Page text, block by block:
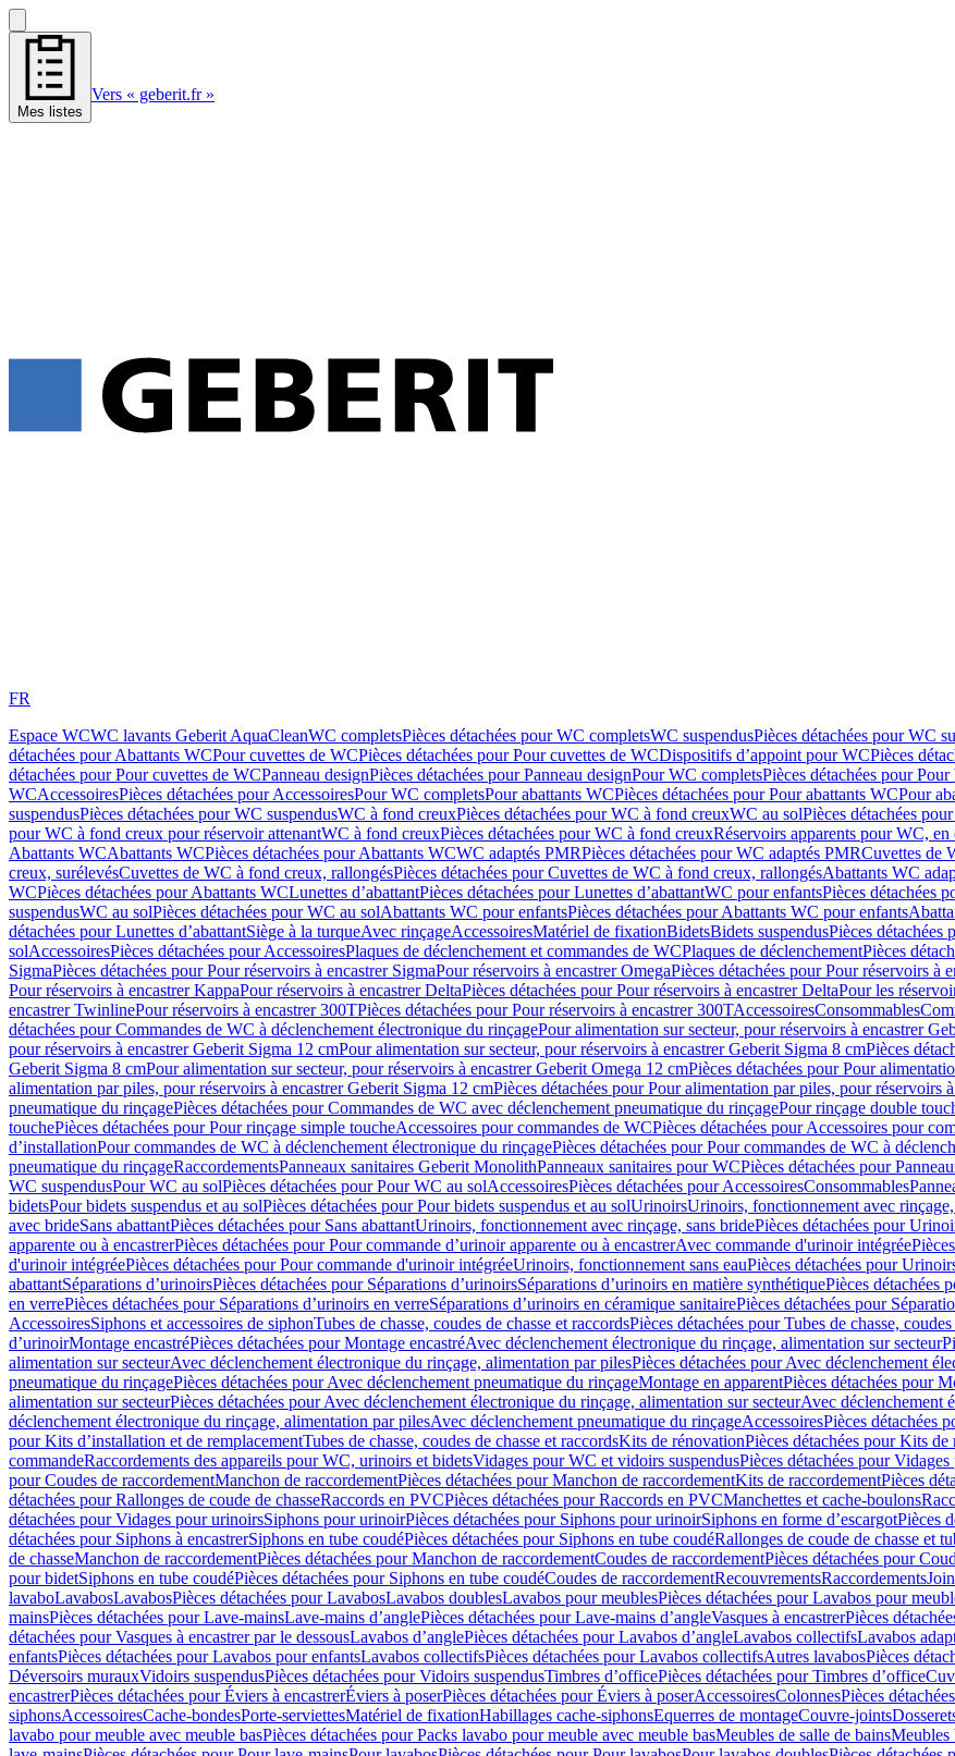
Mes listes
Vers « geberit.fr »
FR
Espace WCWC lavants Geberit AquaCleanWC completsPièces détachées pour WC completsWC suspendusPièces détachées pour WC
détachées pour Abattants WCPour cuvettes de WCPièces détachées pour Pour cuvettes de WCDispositifs d’appoint pour WCPièces
détachées pour Pour cuvettes de WCPanneau designPièces détachées pour Panneau designPour WC completsPièces détachées pour
WCAccessoiresPièces détachées pour AccessoiresPour WC completsPour abattants WCPièces détachées pour Pour abattants WCPour
suspendusPièces détachées pour WC suspendusWC à fond creuxPièces détachées pour WC à fond creuxWC au solPièces détachées
pour WC à fond creux pour réservoir attenantWC à fond creuxPièces détachées pour WC à fond creuxRéservoirs apparents pour WC, en
Abattants WCAbattants WCPièces détachées pour Abattants WCWC adaptés PMRPièces détachées pour WC adaptés PMRCuvettes de
creux, surélevésCuvettes de WC à fond creux, rallongésPièces détachées pour Cuvettes de WC à fond creux, rallongésAbattants WC
WCPièces détachées pour Abattants WCLunettes d’abattantPièces détachées pour Lunettes d’abattantWC pour enfantsPièces détachées
suspendusWC au solPièces détachées pour WC au solAbattants WC pour enfantsPièces détachées pour Abattants WC pour enfants
détachées pour Lunettes d’abattantSiège à la turqueAvec rinçageAccessoiresMatériel de fixationBidetsBidets suspendusPièces détachées
solAccessoiresPièces détachées pour AccessoiresPlaques de déclenchement et commandes de WCPlaques de déclenchementPièces
SigmaPièces détachées pour Pour réservoirs à encastrer SigmaPour réservoirs à encastrer OmegaPièces détachées pour Pour réservoirs à
Pour réservoirs à encastrer KappaPour réservoirs à encastrer DeltaPièces détachées pour Pour réservoirs à encastrer DeltaPour les
encastrer TwinlinePour réservoirs à encastrer 300TPièces détachées pour Pour réservoirs à encastrer 300TAccessoiresConsommables
détachées pour Commandes de WC à déclenchement électronique du rinçagePour alimentation sur secteur, pour réservoirs à encastrer
pour réservoirs à encastrer Geberit Sigma 12 cmPour alimentation sur secteur, pour réservoirs à encastrer Geberit Sigma 8 cmPièces
Geberit Sigma 8 cmPour alimentation sur secteur, pour réservoirs à encastrer Geberit Omega 12 cmPièces détachées pour Pour
alimentation par piles, pour réservoirs à encastrer Geberit Sigma 12 cmPièces détachées pour Pour alimentation par piles, pour réservoirs
pneumatique du rinçagePièces détachées pour Commandes de WC avec déclenchement pneumatique du rinçagePour rinçage double
touchePièces détachées pour Pour rinçage simple toucheAccessoires pour commandes de WCPièces détachées pour Accessoires pour
d’installationPour commandes de WC à déclenchement électronique du rinçagePièces détachées pour Pour commandes de WC à
pneumatique du rinçageRaccordementsPanneaux sanitaires Geberit MonolithPanneaux sanitaires pour WCPièces détachées pour
WC suspendusPour WC au solPièces détachées pour Pour WC au solAccessoiresPièces détachées pour AccessoiresConsommables
bidetsPour bidets suspendus et au solPièces détachées pour Pour bidets suspendus et au solUrinoirsUrinoirs, fonctionnement avec
avec brideSans abattantPièces détachées pour Sans abattantUrinoirs, fonctionnement avec rinçage, sans bridePièces détachées pour
apparente ou à encastrerPièces détachées pour Pour commande d’urinoir apparente ou à encastrerAvec commande d'urinoir intégrée
d'urinoir intégréePièces détachées pour Pour commande d'urinoir intégréeUrinoirs, fonctionnement sans eauPièces détachées pour
abattantSéparations d’urinoirsPièces détachées pour Séparations d’urinoirsSéparations d’urinoirs en matière synthétiquePièces détachées
en verrePièces détachées pour Séparations d’urinoirs en verreSéparations d’urinoirs en céramique sanitairePièces détachées pour
AccessoiresSiphons et accessoires de siphonTubes de chasse, coudes de chasse et raccordsPièces détachées pour Tubes de chasse,
dʼurinoirMontage encastréPièces détachées pour Montage encastréAvec déclenchement électronique du rinçage, alimentation sur secteur
alimentation sur secteurAvec déclenchement électronique du rinçage, alimentation par pilesPièces détachées pour Avec déclenchement
pneumatique du rinçagePièces détachées pour Avec déclenchement pneumatique du rinçageMontage en apparentPièces détachées pour
alimentation sur secteurPièces détachées pour Avec déclenchement électronique du rinçage, alimentation sur secteurAvec déclenchement
déclenchement électronique du rinçage, alimentation par pilesAvec déclenchement pneumatique du rinçageAccessoiresPièces détachées
pour Kits d’installation et de remplacementTubes de chasse, coudes de chasse et raccordsKits de rénovationPièces détachées pour Kits de
commandeRaccordements des appareils pour WC, urinoirs et bidetsVidages pour WC et vidoirs suspendusPièces détachées pour
pour Coudes de raccordementManchon de raccordementPièces détachées pour Manchon de raccordementKits de raccordementPièces
détachées pour Rallonges de coude de chasseRaccords en PVCPièces détachées pour Raccords en PVCManchettes et cache-boulons
détachées pour Vidages pour urinoirsSiphons pour urinoirPièces détachées pour Siphons pour urinoirSiphons en forme d’escargotPièces
détachées pour Siphons à encastrerSiphons en tube coudéPièces détachées pour Siphons en tube coudéRallonges de coude de chasse et
de chasseManchon de raccordementPièces détachées pour Manchon de raccordementCoudes de raccordementPièces détachées pour
pour bidetSiphons en tube coudéPièces détachées pour Siphons en tube coudéCoudes de raccordementRecouvrementsRaccordements
lavaboLavabosLavabosPièces détachées pour LavabosLavabos doublesLavabos pour meublesPièces détachées pour Lavabos pour
mainsPièces détachées pour Lave-mainsLave-mains d’anglePièces détachées pour Lave-mains d’angleVasques à encastrerPièces
détachées pour Vasques à encastrer par le dessousLavabos d’anglePièces détachées pour Lavabos d’angleLavabos collectifsLavabos
enfantsPièces détachées pour Lavabos pour enfantsLavabos collectifsPièces détachées pour Lavabos collectifsAutres lavabosPièces
Déversoirs murauxVidoirs suspendusPièces détachées pour Vidoirs suspendusTimbres dʼofficePièces détachées pour Timbres dʼoffice
encastrerPièces détachées pour Éviers à encastrerÉviers à poserPièces détachées pour Éviers à poserAccessoiresColonnesPièces
siphonsAccessoiresCache-bondesPorte-serviettesMatériel de fixationHabillages cache-siphonsEquerres de montageCouvre-joints
lavabo pour meuble avec meuble basPièces détachées pour Packs lavabo pour meuble avec meuble basMeubles de salle de bainsMeubles